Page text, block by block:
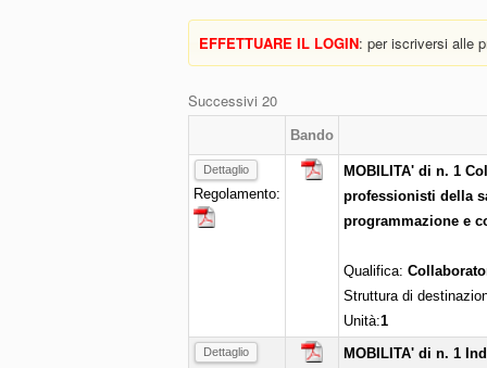
EFFETTUARE IL LOGIN: per iscriversi alle
Successivi 20
Bando
Dettaglio
Regolamento:
MOBILITA' di n. 1
professionisti della
programmazione e
Qualifica:
Struttura di
Unità:1
Dettaglio
MOBILITA' di n. 1